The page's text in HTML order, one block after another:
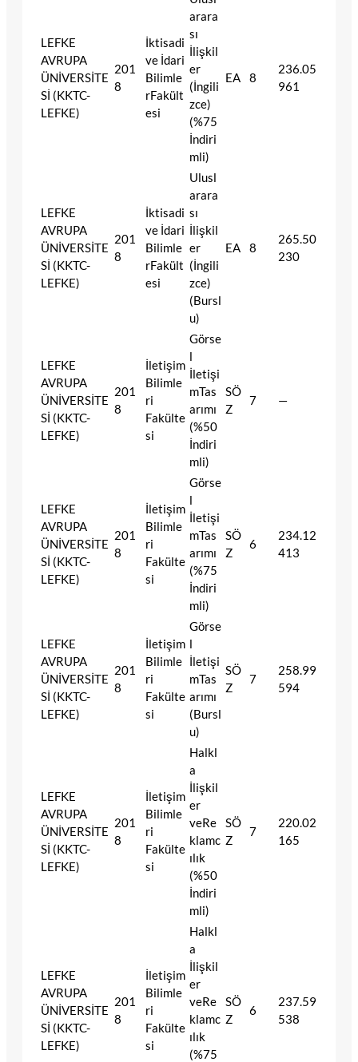
LEFKE
AVRUPA
ÜNİVERSİTE
Sİ (KKTC-
LEFKE)
201
8
İktisadi
ve İdari
Bilimle
rFakült
esi
arara
sı
İlişkil
er
(İngili
zce)
(%75
İndiri
mli)
EA 8
236.05
961
LEFKE
AVRUPA
ÜNİVERSİTE
Sİ (KKTC-
LEFKE)
201
8
İktisadi
ve İdari
Bilimle
rFakült
esi
Ulusl
arara
sı
İlişkil
er
(İngili
zce)
(Bursl
u)
EA 8
265.50
230
LEFKE
AVRUPA
ÜNİVERSİTE
Sİ (KKTC-
LEFKE)
201
8
İletişim
Bilimle
ri
Fakülte
si
Görse
l
İletişi
mTas
arımı
(%50
İndiri
mli)
SÖ
Z
7 —
LEFKE
AVRUPA
ÜNİVERSİTE
Sİ (KKTC-
LEFKE)
201
8
İletişim
Bilimle
ri
Fakülte
si
Görse
l
İletişi
mTas
arımı
(%75
İndiri
mli)
SÖ
Z
6
234.12
413
LEFKE
AVRUPA
ÜNİVERSİTE
Sİ (KKTC-
LEFKE)
201
8
İletişim
Bilimle
ri
Fakülte
si
Görse
l
İletişi
mTas
arımı
(Bursl
u)
SÖ
Z
7
258.99
594
LEFKE
AVRUPA
ÜNİVERSİTE
Sİ (KKTC-
LEFKE)
201
8
İletişim
Bilimle
ri
Fakülte
si
Halkl
a
İlişkil
er
veRe
klamc
ılık
(%50
İndiri
mli)
SÖ
Z
7
220.02
165
LEFKE
AVRUPA
ÜNİVERSİTE
Sİ (KKTC-
LEFKE)
201
8
İletişim
Bilimle
ri
Fakülte
si
Halkl
a
İlişkil
er
veRe
klamc
ılık
(%75
SÖ
Z
6
237.59
538